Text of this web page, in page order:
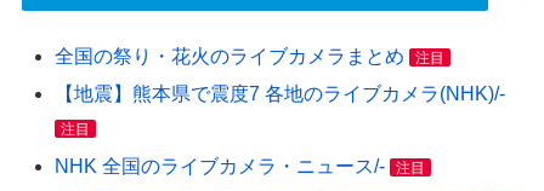
全国の祭り・花火のライブカメラまとめ 注目
【地震】熊本県で震度7 各地のライブカメラ(NHK)/-
注目
NHK 全国のライブカメラ・ニュース/- 注目